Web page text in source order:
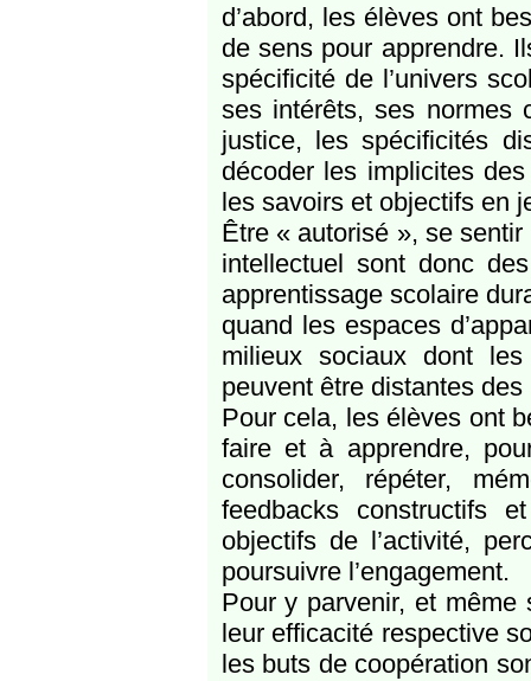
d’abord, les élèves ont
de sens pour apprendre.
spécificité de l’univers
ses intérêts, ses normes
justice, les spécificités
décoder les implicites
les savoirs et objectifs en
Être « autorisé », se
intellectuel sont donc
apprentissage scolaire
quand les espaces
milieux sociaux dont
peuvent être distantes
Pour cela, les élèves ont
faire et à apprendre,
consolider, répéter,
feedbacks constructifs
objectifs de l’activité,
poursuivre l’engagement.
Pour y parvenir, et même
leur efficacité respective
les buts de coopération